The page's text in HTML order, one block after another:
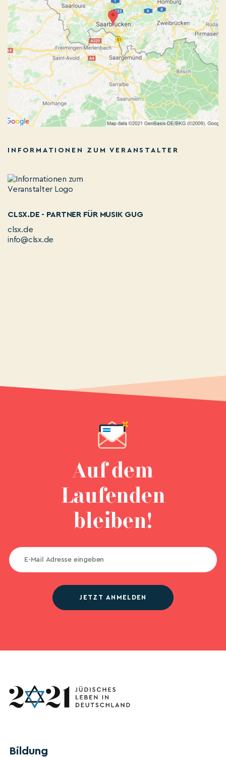
INFORMATIONEN ZUM VERANSTALTER
CLSX.DE - PARTNER FÜR MUSIK GUG
clsx.de
info@clsx.de
Auf dem
Laufenden
bleiben!
JETZT ANMELDEN
Bildung